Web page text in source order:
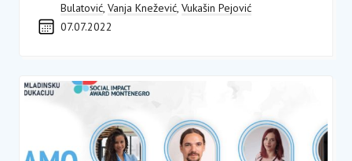
Bulatović, Vanja Knežević, Vukašin Pejović
07.07.2022